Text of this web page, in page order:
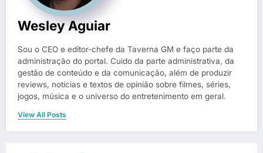
Wesley Aguiar
Sou o CEO e editor-chefe da Taverna GM e faço parte da
administração do portal. Cuido da parte administrativa, da
gestão de conteúdo e da comunicação, além de produzir
reviews, notícias e textos de opinião sobre filmes, séries,
jogos, música e o universo do entretenimento em geral.
View All Posts